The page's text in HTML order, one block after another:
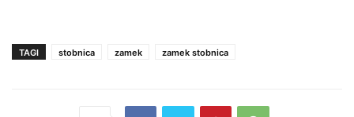
TAGI stobnica zamek zamek stobnica